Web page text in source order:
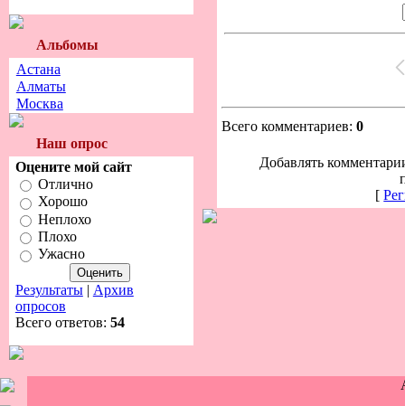
Альбомы
Астана
Алматы
Москва
Наш опрос
Оцените мой сайт
Отлично
Хорошо
Неплохо
Плохо
Ужасно
Результаты| Архив
опросов
Всего ответов: 54
Всего комментариев: 0
Добавлять
[